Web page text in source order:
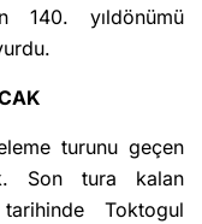
140. yıldönümü
turunu geçen
Son tura kalan
Toktogul